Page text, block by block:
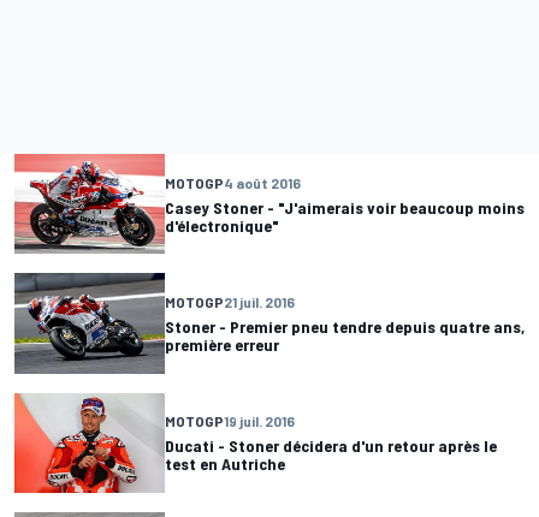
MOTOGP4 août 2016
Casey Stoner - "J'aimerais voir beaucoup moins
d'électronique"
MOTOGP21 juil. 2016
Stoner - Premier pneu tendre depuis quatre ans,
première erreur
MOTOGP19 juil. 2016
Ducati - Stoner décidera d'un retour après le
test en Autriche